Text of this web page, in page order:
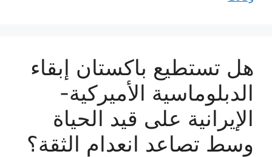
هل تستطيع باكستان إبقاء
الدبلوماسية الأميركية-
الإيرانية على قيد الحياة
وسط تصاعد انعدام الثقة؟